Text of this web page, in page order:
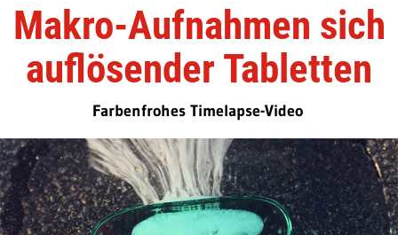
Makro-Aufnahmen sich
auflösender Tabletten
Farbenfrohes Timelapse-Video